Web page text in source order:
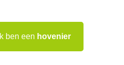
Ik ben een hovenier